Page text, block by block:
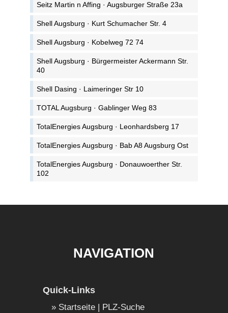
Seitz Martin n Affing · Augsburger Straße 23a
Shell Augsburg · Kurt Schumacher Str. 4
Shell Augsburg · Kobelweg 72 74
Shell Augsburg · Bürgermeister Ackermann Str.
40
Shell Dasing · Laimeringer Str 10
TOTAL Augsburg · Gablinger Weg 83
TotalEnergies Augsburg · Leonhardsberg 17
TotalEnergies Augsburg · Bab A8 Augsburg Ost
TotalEnergies Augsburg · Donauwoerther Str.
102
NAVIGATION
Quick-Links
Startseite | PLZ-Suche